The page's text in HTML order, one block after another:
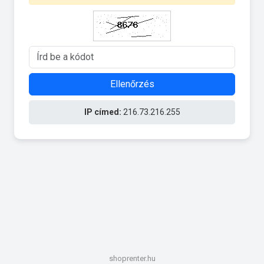
Ellenőrzés
IP címed: 216.73.216.255
shoprenter.hu